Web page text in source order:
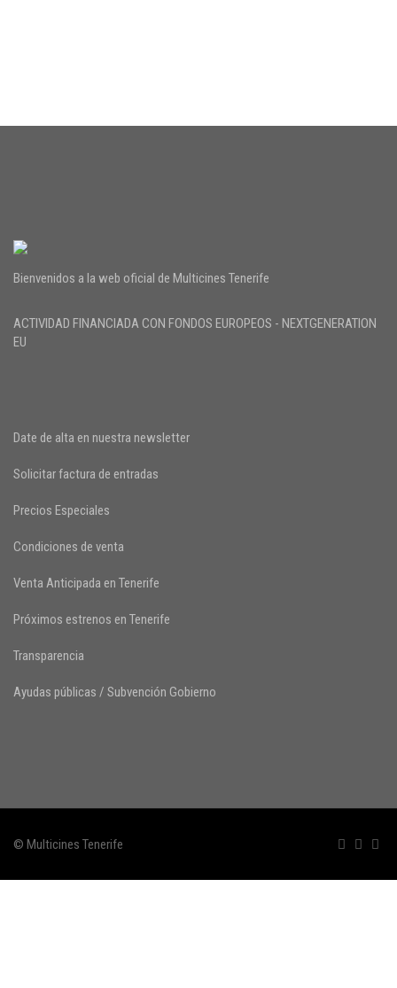
Bienvenidos a la web oficial de Multicines Tenerife
ACTIVIDAD FINANCIADA CON FONDOS EUROPEOS - NEXTGENERATION
EU
Date de alta en nuestra newsletter
Solicitar factura de entradas
Precios Especiales
Condiciones de venta
Venta Anticipada en Tenerife
Próximos estrenos en Tenerife
Transparencia
Ayudas públicas / Subvención Gobierno
© Multicines Tenerife